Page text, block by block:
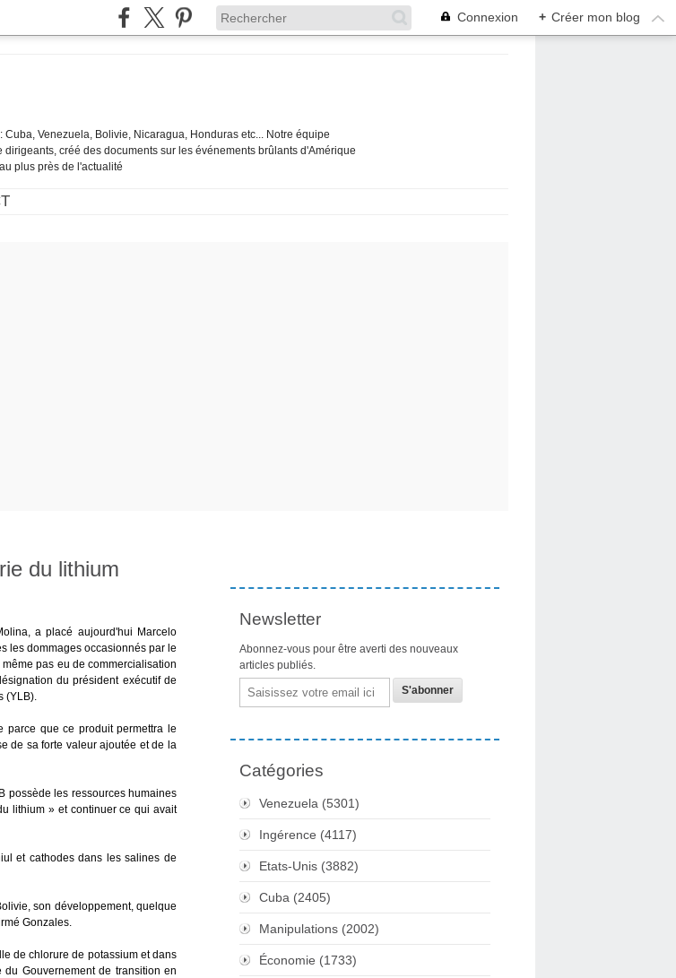
Connexion + Créer mon blog
Venezuela, Bolivie, Nicaragua, Honduras etc... Notre équipe
créé des documents sur les événements brûlants d'Amérique
plus près de l'actualité
du lithium
a placé aujourd'hui Marcelo
les dommages occasionnés par le
pas eu de commercialisation
du président exécutif de
(YLB).
parce que ce produit permettra le
de sa forte valeur ajoutée et de la
possède les ressources humaines
lithium » et continuer ce qui avait
et cathodes dans les salines de
son développement, quelque
Gonzales.
de chlorure de potassium et dans
Gouvernement de transition en
Newsletter
Abonnez-vous pour être averti des nouveaux
articles publiés.
Email
Catégories
Venezuela (5301)
Ingérence (4117)
Etats-Unis (3882)
Cuba (2405)
Manipulations (2002)
Économie (1733)